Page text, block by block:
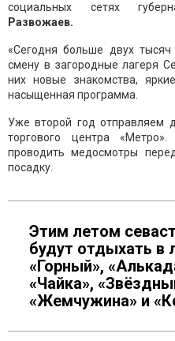
социальных сетях
Развожаев.
«Сегодня больше двух
смену в загородные лагеря
них новые знакомства,
насыщенная программа.
Уже второй год отправляем
торгового центра
проводить медосмотры
посадку.
Этим летом
будут отдыхать в
«Горный»,
«Чайка»,
«Жемчужина» и